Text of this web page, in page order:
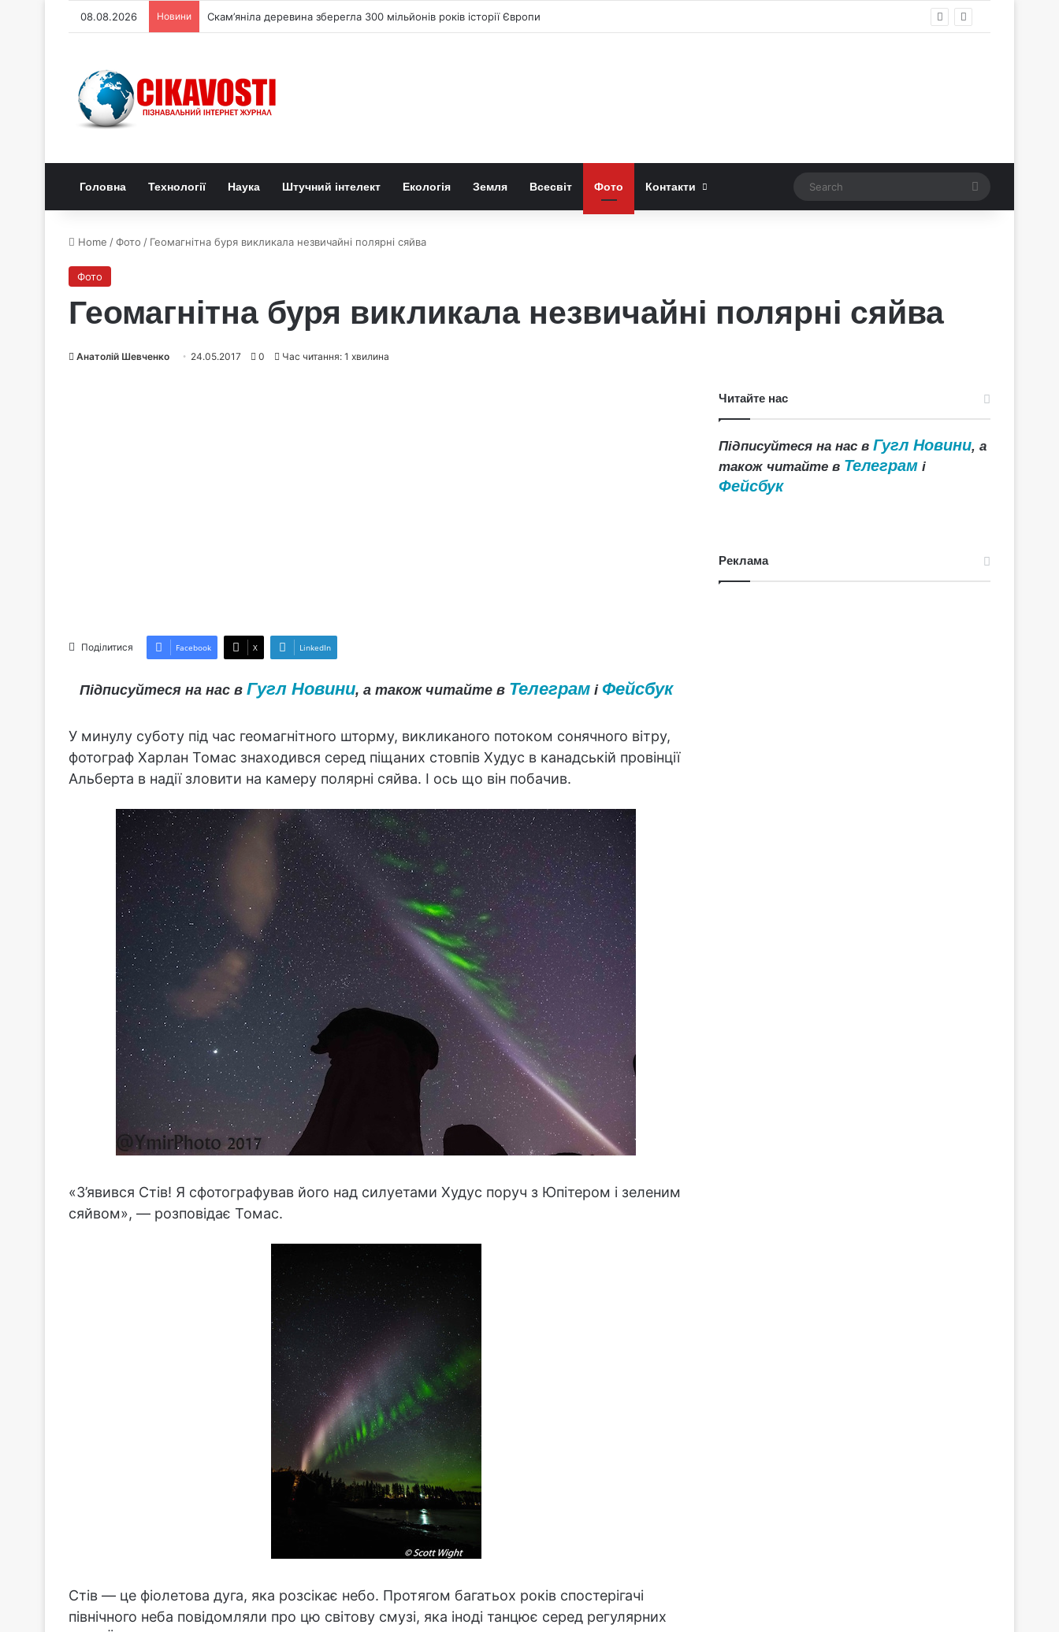
08.08.2026 Новини У горах Чорногорії виявили два нові види равликів
Головна Технології Наука Штучний інтелект Екологія Земля Всесвіт Фото Контакти Search
Home /Фото / Геомагнітна буря викликала незвичайні полярні сяйва
Фото
Геомагнітна буря викликала незвичайні полярні сяйва
Анатолій Шевченко 24.05.2017 0 Час читання: 1 хвилина
Поділитися Facebook X LinkedIn
Підписуйтеся на нас в Гугл Новини, а також читайте в Телеграмі Фейсбук
У минулу суботу під час геомагнітного шторму, викликаного потоком сонячного вітру,
фотограф Харлан Томас знаходився серед піщаних стовпів Худус в канадській провінції
Альберта в надії зловити на камеру полярні сяйва. І ось що він побачив.
«З’явився Стів! Я сфотографував його над силуетами Худус поруч з Юпітером і зеленим
сяйвом», — розповідає Томас.
Стів — це фіолетова дуга, яка розсікає небо. Протягом багатьох років спостерігачі
північного неба повідомляли про цю світову смузі, яка іноді танцює серед регулярних
Читайте нас
Підписуйтеся на нас вГугл Новини, а
також читайте в Телеграм і
Фейсбук
Реклама